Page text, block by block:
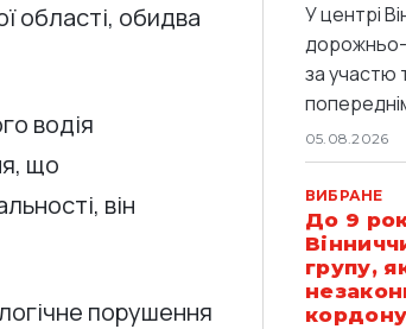
області, обидва
водія
що
він
порушення
У центрі
за участю
05.08.2026
ВИБРАНЕ
До 9
групу,
кордону